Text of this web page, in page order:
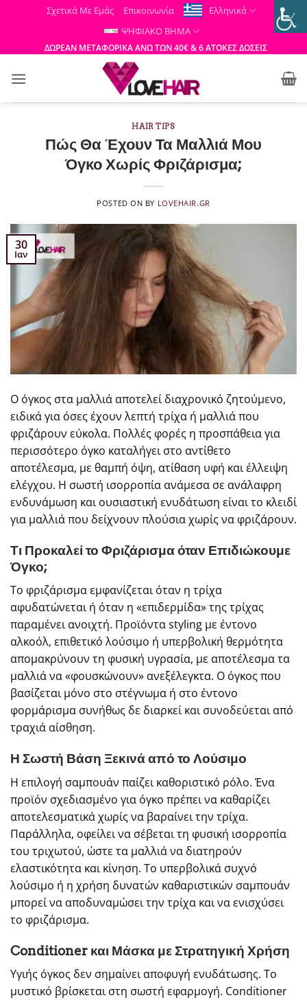
Μετάβαση
περιεχόμενο
Σχετικά Με Εμάς Επικοινωνία
Ελληνικά
ΨΗΦΙΑΚΟ ΒΗΜΑ
ΔΩΡΕΑΝ ΜΕΤΑΦΟΡΙΚΑ ΑΝΩ ΤΩΝ 40€ & 6 ΑΤΟΚΕΣ ΔΟΣΕΙΣ
HAIR TIPS
Πώς Θα Έχουν Τα Μαλλιά Μου
Όγκο Χωρίς Φριζάρισμα;
POSTED ON BY LOVEHAIR.GR
30
Ιαν
Ο όγκος στα μαλλιά αποτελεί διαχρονικό ζητούμενο,
ειδικά για όσες έχουν λεπτή τρίχα ή μαλλιά που
φριζάρουν εύκολα. Πολλές φορές η προσπάθεια για
περισσότερο όγκο καταλήγει στο αντίθετο
αποτέλεσμα, με θαμπή όψη, ατίθαση υφή και έλλειψη
ελέγχου. Η σωστή ισορροπία ανάμεσα σε ανάλαφρη
ενδυνάμωση και ουσιαστική ενυδάτωση είναι το κλειδί
για μαλλιά που δείχνουν πλούσια χωρίς να φριζάρουν.
Τι Προκαλεί το Φριζάρισμα όταν Επιδιώκουμε
Όγκο;
Το φριζάρισμα εμφανίζεται όταν η τρίχα
αφυδατώνεται ή όταν η «επιδερμίδα» της τρίχας
παραμένει ανοιχτή. Προϊόντα styling με έντονο
αλκοόλ, επιθετικό λούσιμο ή υπερβολική θερμότητα
απομακρύνουν τη φυσική υγρασία, με αποτέλεσμα τα
μαλλιά να «φουσκώνουν» ανεξέλεγκτα. Ο όγκος που
βασίζεται μόνο στο στέγνωμα ή στο έντονο
φορμάρισμα συνήθως δε διαρκεί και συνοδεύεται από
τραχιά αίσθηση.
Η Σωστή Βάση Ξεκινά από το Λούσιμο
Η επιλογή σαμπουάν παίζει καθοριστικό ρόλο. Ένα
προϊόν σχεδιασμένο για όγκο πρέπει να καθαρίζει
αποτελεσματικά χωρίς να βαραίνει την τρίχα.
Παράλληλα, οφείλει να σέβεται τη φυσική ισορροπία
του τριχωτού, ώστε τα μαλλιά να διατηρούν
ελαστικότητα και κίνηση. Το υπερβολικά συχνό
λούσιμο ή η χρήση δυνατών καθαριστικών σαμπουάν
μπορεί να αποδυναμώσει την τρίχα και να ενισχύσει
το φριζάρισμα.
Conditioner και Μάσκα με Στρατηγική Χρήση
Υγιής όγκος δεν σημαίνει αποφυγή ενυδάτωσης. Το
μυστικό βρίσκεται στη σωστή εφαρμογή. Conditioner